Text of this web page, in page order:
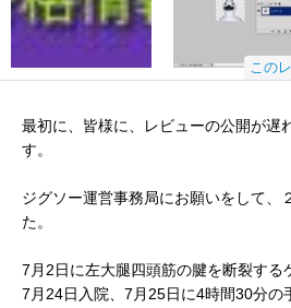
この
最初に、皆様に、レビューの公開が遅
す。
ジグソー運営事務局にお願いをして、
た。
7月2日に左大腿四頭筋の腱を断裂する
7月24日入院、7月25日に4時間30分の